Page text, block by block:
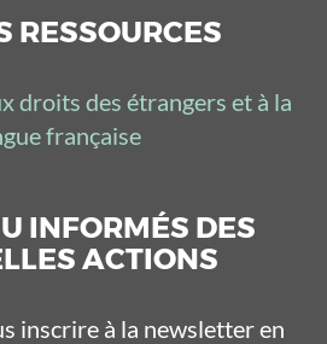
RESSOURCES
droits des étrangers et à la
française
INFORMÉS DES
ACTIONS
inscrire à la newsletter en